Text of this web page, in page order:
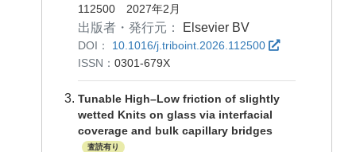
112500 2027年2月
出版者・発行元： Elsevier BV
DOI：
10.1016/j.triboint.2026.112500
ISSN： 0301-679X
Tunable High–Low friction of slightly
wetted Knits on glass via interfacial
coverage and bulk capillary bridges
査読有り